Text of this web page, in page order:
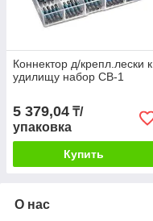
Коннектор д/крепл.лески к
удилищу набор СВ-1
5 379,04 ₸/
упаковка
Купить
О нас